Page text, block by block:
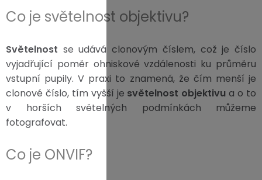
Co je světelnost objektivu?
Světelnost se udává clonovým číslem, což je číslo
vyjadřující poměr ohniskové vzdálenosti ku průměru
vstupní pupily. V praxi to znamená, že čím menší je
clonové číslo, tím vyšší je světelnost objektivu a o to
v horších světelných podmínkách můžeme
fotografovat.
Co je ONVIF?